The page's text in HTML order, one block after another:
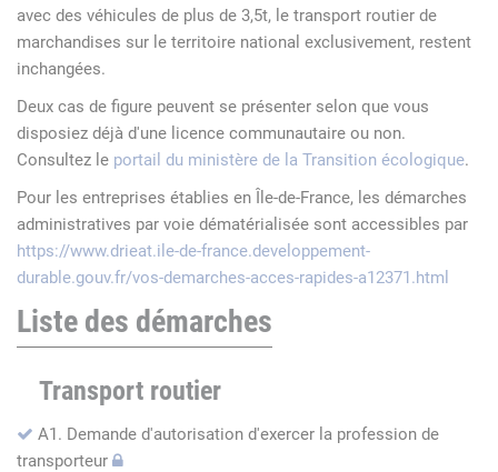
avec des véhicules de plus de 3,5t, le transport routier de
marchandises sur le territoire national exclusivement, restent
inchangées.
Deux cas de figure peuvent se présenter selon que vous
disposiez déjà d'une licence communautaire ou non.
Consultez le portail du ministère de la Transition écologique.
Pour les entreprises établies en Île-de-France, les démarches
administratives par voie dématérialisée sont accessibles par
https://www.drieat.ile-de-france.developpement-
durable.gouv.fr/vos-demarches-acces-rapides-a12371.html
Liste des démarches
Transport routier
A1. Demande d'autorisation d'exercer la profession de
transporteur